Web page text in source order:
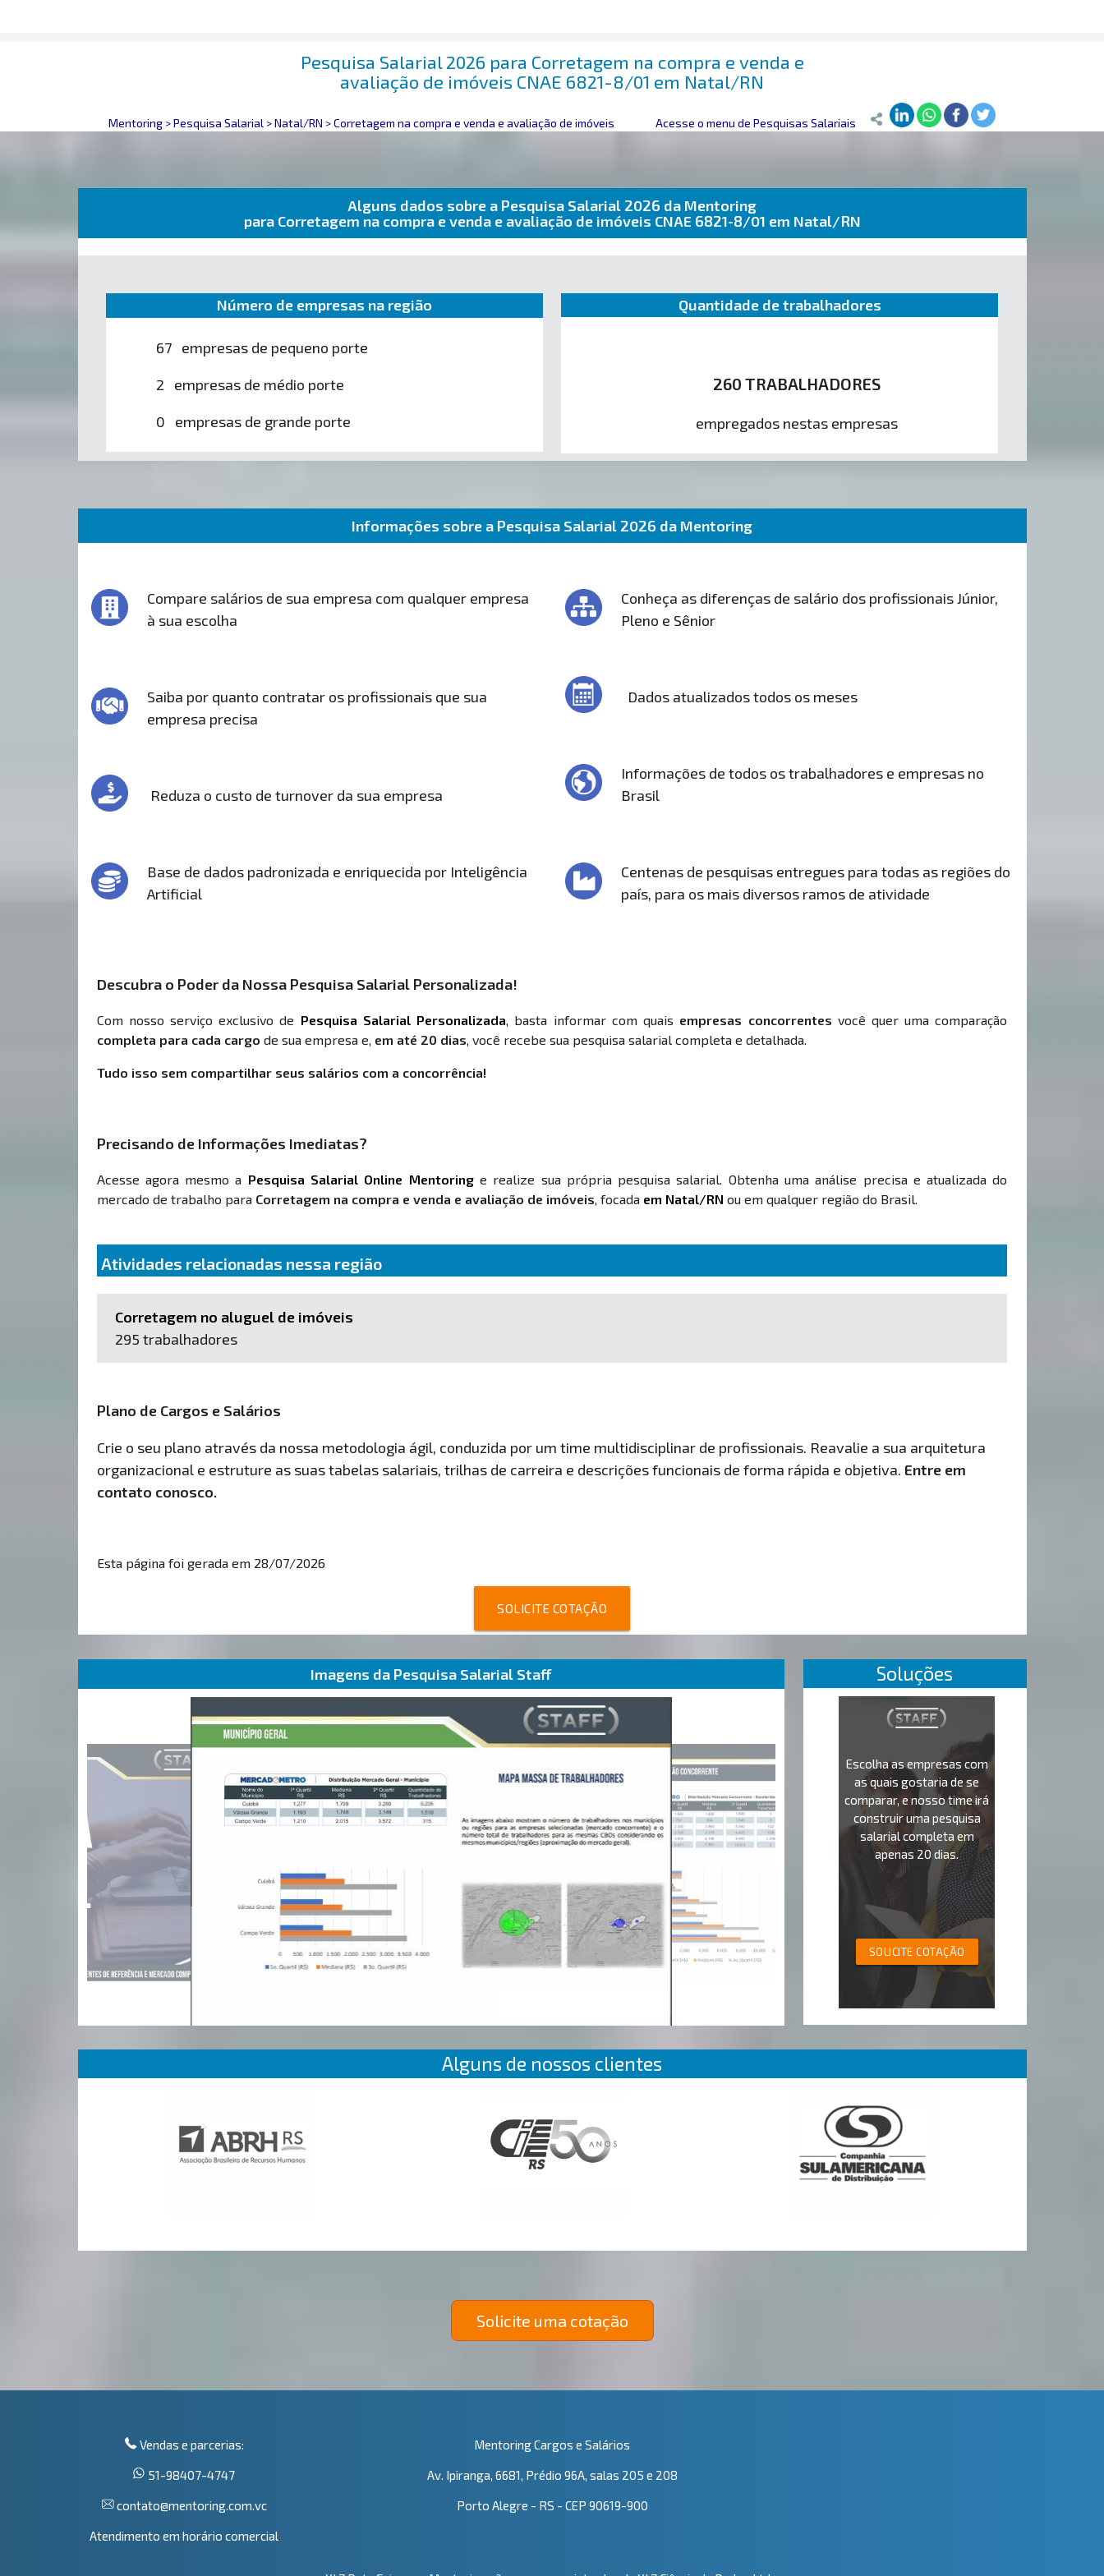
Pesquisa Salarial 2026 para Corretagem na compra e venda e
avaliação de imóveis CNAE 6821-8/01 em Natal/RN
Mentoring >Pesquisa Salarial >Natal/RN >Corretagem na compra e venda e avaliação de imóveis Acesse o menu de Pesquisas Salariais
Alguns dados sobre a Pesquisa Salarial 2026 da Mentoring
para Corretagem na compra e venda e avaliação de imóveis CNAE 6821-8/01 em Natal/RN
Número de empresas na região
67 empresas de pequeno porte
2 empresas de médio porte
0 empresas de grande porte
Quantidade de trabalhadores
260 TRABALHADORES
empregados nestas empresas
Informações sobre a Pesquisa Salarial 2026 da Mentoring
Compare salários de sua empresa com qualquer empresa
à sua escolha
Saiba por quanto contratar os profissionais que sua
empresa precisa
Reduza o custo de turnover da sua empresa
Base de dados padronizada e enriquecida por Inteligência
Artificial
Conheça as diferenças de salário dos profissionais Júnior,
Pleno e Sênior
Dados atualizados todos os meses
Informações de todos os trabalhadores e empresas no
Brasil
Centenas de pesquisas entregues para todas as regiões do
país, para os mais diversos ramos de atividade
Descubra o Poder da Nossa Pesquisa Salarial Personalizada!
Com nosso serviço exclusivo de Pesquisa Salarial Personalizada, basta informar com quais empresas concorrentes você quer uma comparação
completa para cada cargo de sua empresa e, em até 20 dias, você recebe sua pesquisa salarial completa e detalhada.
Tudo isso sem compartilhar seus salários com a concorrência!
Precisando de Informações Imediatas?
Acesse agora mesmo a Pesquisa Salarial Online Mentoringe realize sua própria pesquisa salarial. Obtenha uma análise precisa e atualizada do
mercado de trabalho para Corretagem na compra e venda e avaliação de imóveis, focada em Natal/RN ou em qualquer região do Brasil.
Atividades relacionadas nessa região
Corretagem no aluguel de imóveis
295 trabalhadores
Plano de Cargos e Salários
Crie o seu plano através da nossa metodologia ágil, conduzida por um time multidisciplinar de profissionais. Reavalie a sua arquitetura
organizacional e estruture as suas tabelas salariais, trilhas de carreira e descrições funcionais de forma rápida e objetiva. Entre em
contato conosco.
Esta página foi gerada em 28/07/2026
SOLICITE COTAÇÃO
Imagens da Pesquisa Salarial Staff Soluções
Escolha as empresas com
as quais gostaria de se
comparar, e nosso time irá
construir uma pesquisa
salarial completa em
apenas 20 dias.
SOLICITE COTAÇÃO
Alguns de nossos clientes
Solicite uma cotação
Vendas e parcerias:
51-98407-4747
contato@mentoring.com.vc
Atendimento em horário comercial
Mentoring Cargos e Salários
Av. Ipiranga, 6681, Prédio 96A, salas 205 e 208
Porto Alegre - RS - CEP 90619-900